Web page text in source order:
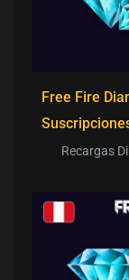
Free Fire
Recargas